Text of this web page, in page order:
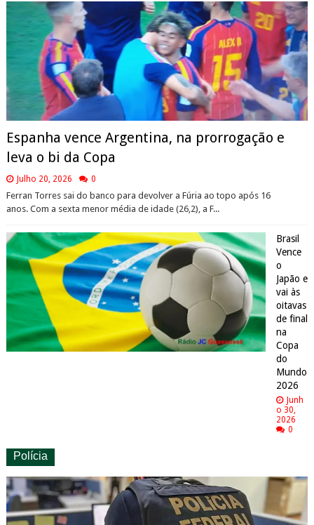
Espanha vence Argentina, na prorrogação e
leva o bi da Copa
Julho 20, 2026 0
Ferran Torres sai do banco para devolver a Fúria ao topo após 16
anos. Com a sexta menor média de idade (26,2), a F...
Brasil
Vence
o
Japão e
vai às
oitavas
de final
na
Copa
do
Mundo
2026
Junh
o 30,
2026
0
Polícia